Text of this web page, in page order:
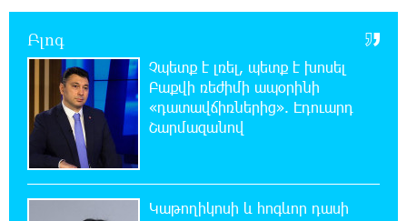
քաղաքացու մահվան մասին
20:42:28 6-08-2026
«Համահայկական ճակատ» շարժումը
զորակցություն է հայտնում Ամենայն Հայոց
Կաթողիկոսին
20:26:38 6-08-2026
Բլոգ
Չպետք է լռել, պետք է խոսել
Բաքվի ռեժիմի ապօրինի
«դատավճիռներից». Էդուարդ
Շարմազանով
Կաթողիկոսի և հոգևոր դասի